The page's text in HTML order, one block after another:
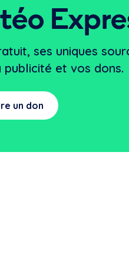
ses uniques
et vos dons.
un don